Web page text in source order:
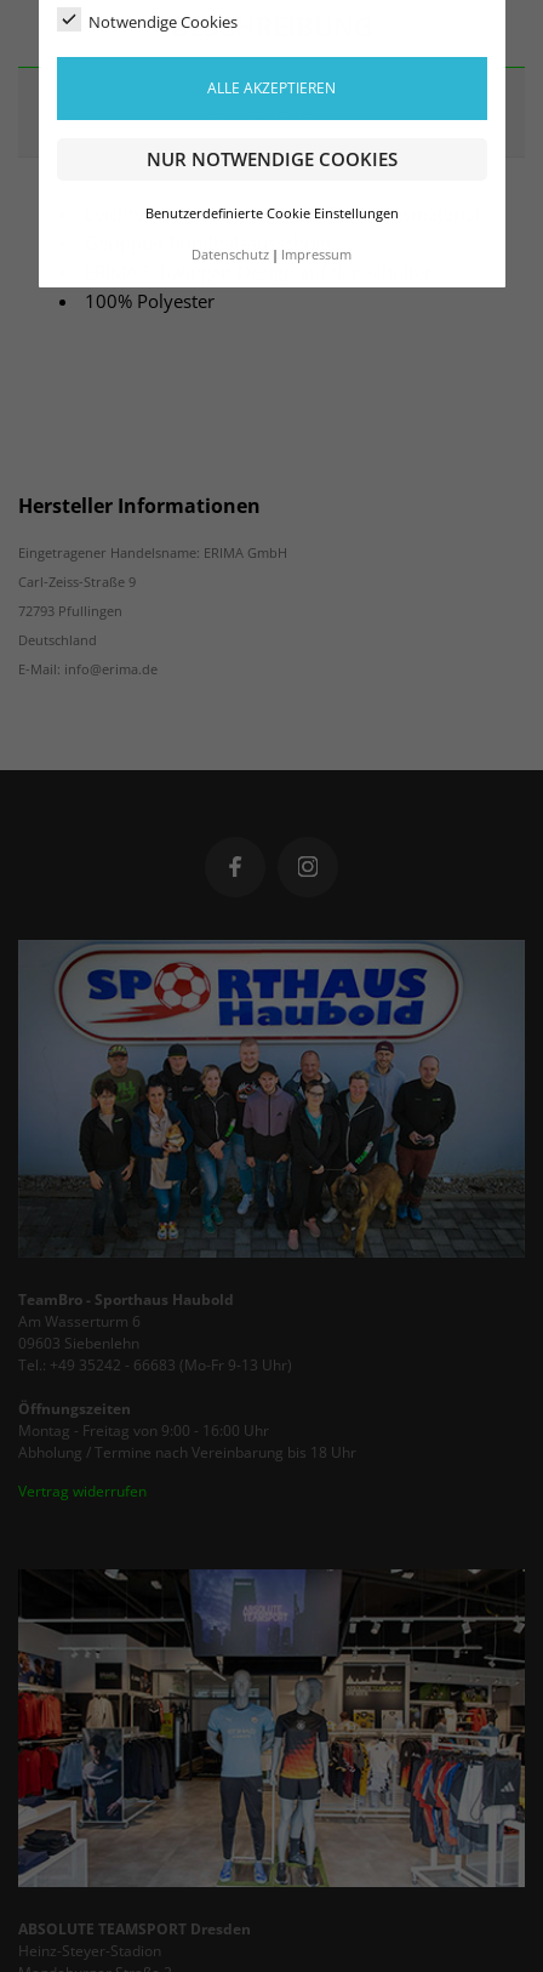
Notwendige Cookies
ALLE AKZEPTIEREN
NUR NOTWENDIGE COOKIES
Benutzerdefinierte Cookie Einstellungen
Datenschutz Impressum
BESCHREIBUNG
Leichtes, schnelltrocknendes Funktionsmaterial
ERIMA Schwingen-Design auf der Schulter
100% Polyester
Hersteller Informationen
Eingetragener Handelsname: ERIMA GmbH
Carl-Zeiss-Straße 9
72793 Pfullingen
Deutschland
E-Mail: info@erima.de
TeamBro - Sporthaus Haubold
Am Wasserturm 6
09603 Siebenlehn
Tel.: +49 35242 - 66683 (Mo-Fr 9-13 Uhr)
Öffnungszeiten
Montag - Freitag von 9:00 - 16:00 Uhr
Abholung / Termine nach Vereinbarung bis 18 Uhr
Vertrag widerrufen
ABSOLUTE TEAMSPORT Dresden
Heinz-Steyer-Stadion